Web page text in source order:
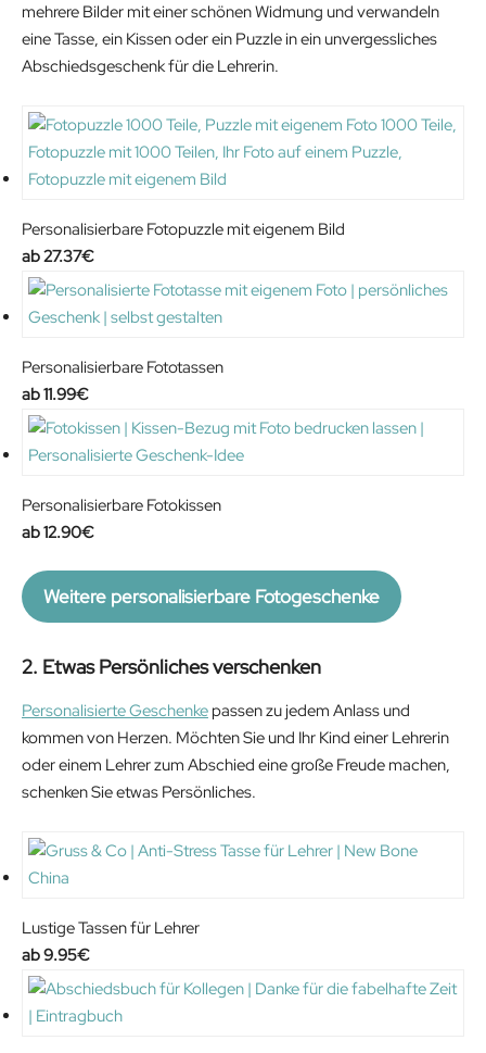
mehrere Bilder mit einer schönen Widmung und verwandeln
eine Tasse, ein Kissen oder ein Puzzle in ein unvergessliches
Abschiedsgeschenk für die Lehrerin.
Personalisierbare Fotopuzzle mit eigenem Bild
27.37€
Personalisierbare Fototassen
11.99€
Personalisierbare Fotokissen
12.90€
Weitere personalisierbare Fotogeschenke
2. Etwas Persönliches verschenken
Personalisierte Geschenke passen zu jedem Anlass und
kommen von Herzen. Möchten Sie und Ihr Kind einer Lehrerin
oder einem Lehrer zum Abschied eine große Freude machen,
schenken Sie etwas Persönliches.
Lustige Tassen für Lehrer
9.95€